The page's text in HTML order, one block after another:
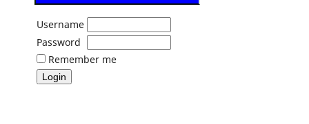
Username
Password
Remember me